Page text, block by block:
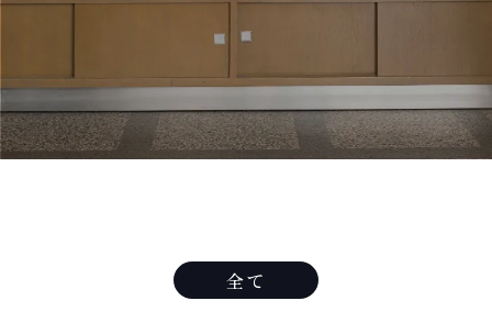
全て